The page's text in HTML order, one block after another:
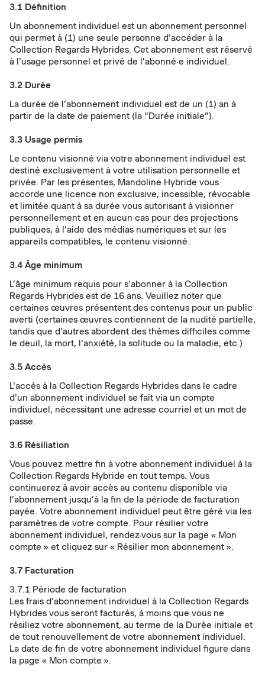
3.1 Définition
Un abonnement individuel est un abonnement personnel
qui permet à (1) une seule personne d'accéder à la
Collection Regards Hybrides. Cet abonnement est réservé
à l'usage personnel et privé de l’abonné·e individuel.
3.2 Durée
La durée de l’abonnement individuel est de un (1) an à
partir de la date de paiement (la “Durée initiale”).
3.3 Usage permis
Le contenu visionné via votre abonnement individuel est
destiné exclusivement à votre utilisation personnelle et
privée. Par les présentes, Mandoline Hybride vous
accorde une licence non exclusive, incessible, révocable
et limitée quant à sa durée vous autorisant à visionner
personnellement et en aucun cas pour des projections
publiques, à l’aide des médias numériques et sur les
appareils compatibles, le contenu visionné.
3.4 Âge minimum
L’âge minimum requis pour s’abonner à la Collection
Regards Hybrides est de 16 ans. Veuillez noter que
certaines œuvres présentent des contenus pour un public
averti (certaines œuvres contiennent de la nudité partielle,
tandis que d'autres abordent des thèmes difficiles comme
le deuil, la mort, l'anxiété, la solitude ou la maladie, etc.)
3.5 Accès
L'accès à la Collection Regards Hybrides dans le cadre
d'un abonnement individuel se fait via un compte
individuel, nécessitant une adresse courriel et un mot de
passe.
3.6 Résiliation
Vous pouvez mettre fin à votre abonnement individuel à la
Collection Regards Hybride en tout temps. Vous
continuerez à avoir accès au contenu disponible via
l’abonnement jusqu’à la fin de la période de facturation
payée. Votre abonnement individuel peut être géré via les
paramètres de votre compte. Pour résilier votre
abonnement individuel, rendez-vous sur la page « Mon
compte » et cliquez sur « Résilier mon abonnement ».
3.7 Facturation
3.7.1 Période de facturation
Les frais d’abonnement individuel à la Collection Regards
Hybrides vous seront facturés, à moins que vous ne
résiliez votre abonnement, au terme de la Durée initiale et
de tout renouvellement de votre abonnement individuel.
La date de fin de votre abonnement individuel figure dans
la page « Mon compte ».